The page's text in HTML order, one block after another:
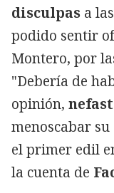
disculpas a
podido sentir
Montero, por
"Debería de
opinión,
menoscabar su
el primer edil
la cuenta de